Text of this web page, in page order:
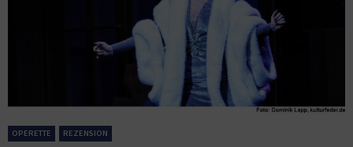
OPERETTE REZENSION